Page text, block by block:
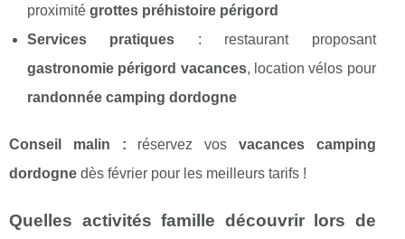
proximité grottes préhistoire périgord
Services pratiques : restaurant proposant
gastronomie périgord vacances, location vélos pour
randonnée camping dordogne
Conseil malin : réservez vos vacances camping
dordogne dès février pour les meilleurs tarifs !
Quelles activités famille découvrir lors de